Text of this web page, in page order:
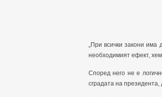
„При всички закони
необходимият ефект,
Според него не е
сградата на